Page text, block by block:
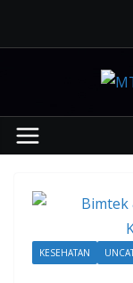
KESEHATAN